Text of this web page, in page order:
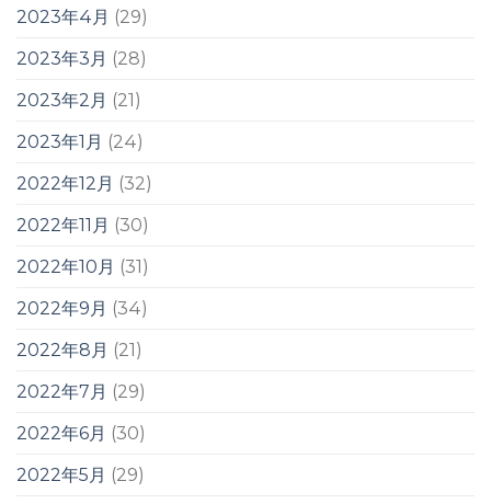
2023年4月 (29)
2023年3月 (28)
2023年2月 (21)
2023年1月 (24)
2022年12月 (32)
2022年11月 (30)
2022年10月 (31)
2022年9月 (34)
2022年8月 (21)
2022年7月 (29)
2022年6月 (30)
2022年5月 (29)